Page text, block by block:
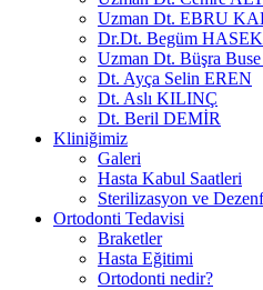
Uzman Dt. EBRU
Dr.Dt. Begüm
Uzman Dt. Büşra
Dt. Ayça Selin EREN
Dt. Aslı KILINÇ
Dt. Beril DEMİR
Kliniğimiz
Galeri
Hasta Kabul Saatleri
Sterilizasyon ve
Ortodonti Tedavisi
Braketler
Hasta Eğitimi
Ortodonti nedir?